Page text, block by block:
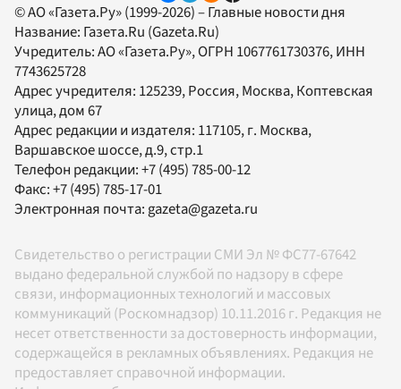
© АО «Газета.Ру» (1999-2026) – Главные новости дня
Название: Газета.Ru (Gazeta.Ru)
Учредитель:АО «Газета.Ру», ОГРН 1067761730376, ИНН
7743625728
Адрес учредителя: 125239, Россия, Москва, Коптевская
улица, дом 67
Адрес редакции и издателя: 117105, г. Москва,
Варшавское шоссе, д.9, стр.1
Телефон редакции:+7 (495) 785-00-12
Факс:+7 (495) 785-17-01
Электронная почта: gazeta@gazeta.ru
Свидетельство о регистрации СМИ Эл № ФС77-67642
выдано федеральной службой по надзору в сфере
связи, информационных технологий и массовых
коммуникаций (Роскомнадзор) 10.11.2016 г. Редакция не
несет ответственности за достоверность информации,
содержащейся в рекламных объявлениях. Редакция не
предоставляет справочной информации.